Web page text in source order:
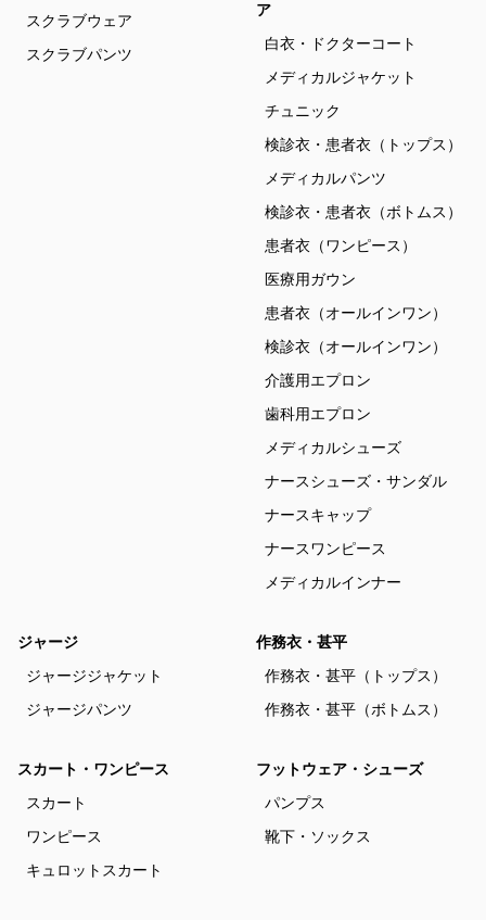
スクラブウェア
スクラブパンツ
ア
白衣・ドクターコート
メディカルジャケット
チュニック
検診衣・患者衣（トップス）
メディカルパンツ
検診衣・患者衣（ボトムス）
患者衣（ワンピース）
医療用ガウン
患者衣（オールインワン）
検診衣（オールインワン）
介護用エプロン
歯科用エプロン
メディカルシューズ
ナースシューズ・サンダル
ナースキャップ
ナースワンピース
メディカルインナー
ジャージ
ジャージジャケット
ジャージパンツ
作務衣・甚平
作務衣・甚平（トップス）
作務衣・甚平（ボトムス）
スカート・ワンピース
スカート
ワンピース
キュロットスカート
フットウェア・シューズ
パンプス
靴下・ソックス